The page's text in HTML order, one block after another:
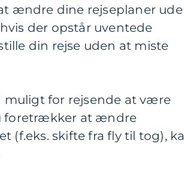
ændre dine rejseplaner
der opstår uventede
din rejse uden at miste
muligt for rejsende at være
foretrækker at ændre
(f.eks. skifte fra fly til tog),